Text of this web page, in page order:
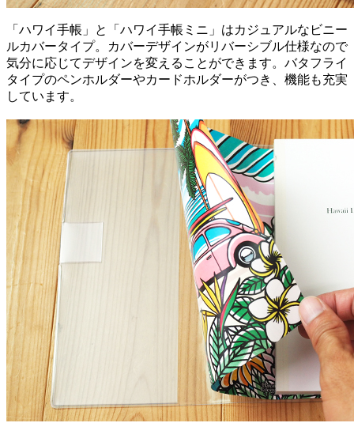
「ハワイ手帳」と「ハワイ手帳ミニ」はカジュアルなビニー
ルカバータイプ。カバーデザインがリバーシブル仕様なので
気分に応じてデザインを変えることができます。バタフライ
タイプのペンホルダーやカードホルダーがつき、機能も充実
しています。